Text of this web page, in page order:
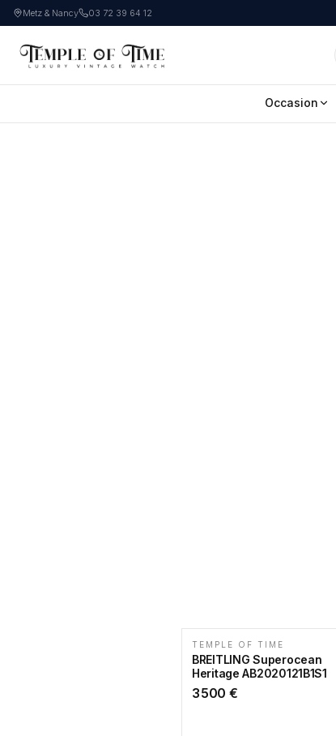
Metz & Nancy 03 72 39 64 12
Occasion
TEMPLE OF TIME
BREITLING Superocean
Heritage AB2020121B1S1
3 500 €